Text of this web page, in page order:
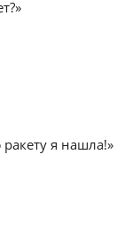
я нашла!»